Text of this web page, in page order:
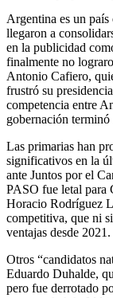
Argentina es un país
llegaron a
en la publicidad
finalmente no
Antonio Cafiero,
frustró su
competencia entre
gobernación
Las primarias han
significativos en la
ante Juntos por el
PASO fue letal para
Horacio Rodríguez
competitiva, que ni
ventajas desde 2021.
Otros “candidatos
Eduardo Duhalde,
pero fue derrotado